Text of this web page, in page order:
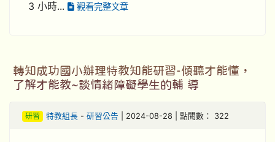
3 小時...
觀看完整文章
轉知成功國小辦理特教知能研習-傾聽才能懂，
了解才能教~談情緒障礙學生的輔 導
研習 特教組長- 研習公告 | 2024-08-28 | 點閱數： 322